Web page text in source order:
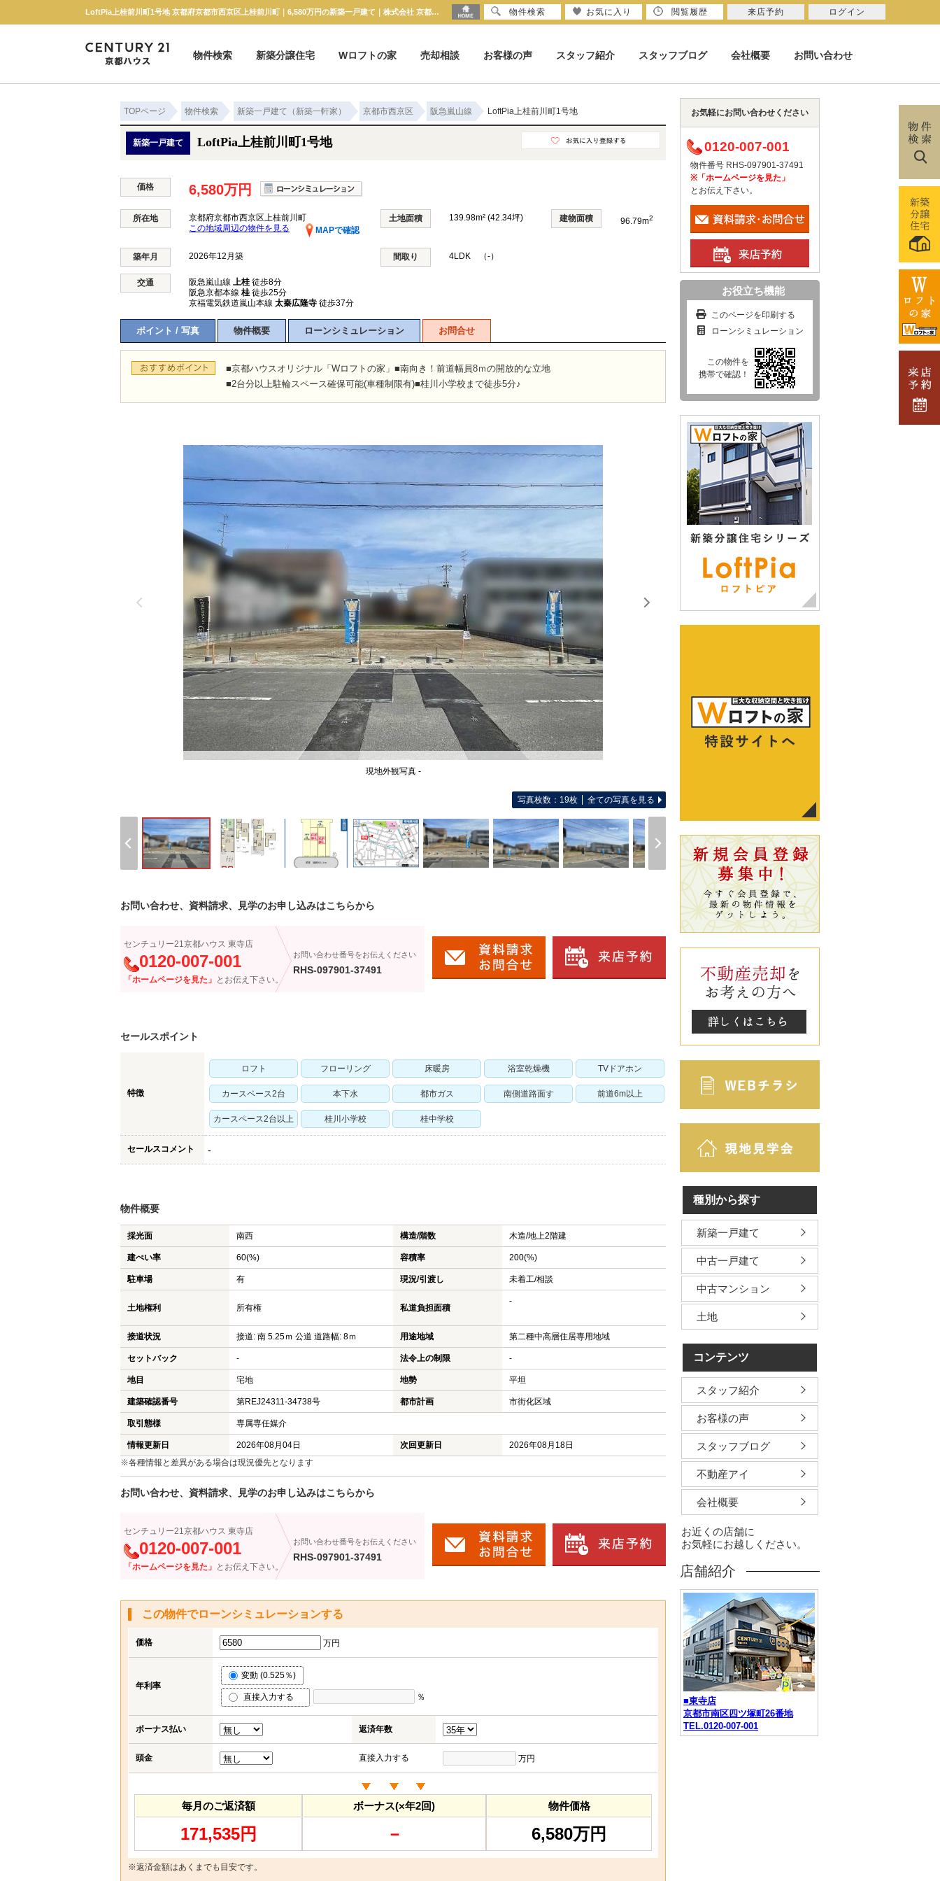
LoftPia上桂前川町1号地 京都府京都市西京区上桂前川町｜6,580万円の新築一戸建て｜株式会社 京都ハウス
物件検索
新築分譲住宅 Wロフトの家 売却相談 お客様の声 スタッフ紹介 スタッフブログ 会社概要 お問い合わせ
TOPページ 物件検索 新築一戸建て（新築一軒家） 京都市西京区 阪急嵐山線 LoftPia上桂前川町1号地
新築一戸建て LoftPia上桂前川町1号地
価格 6,580万円
所在地
京都府京都市西京区上桂前川町
MAPで確認
この地域周辺の物件を見る
土地面積 139.98m² (42.34坪) 建物面積 96.79m2
築年月 2026年12月築 間取り 4LDK （-）
交通 阪急嵐山線 上桂 徒歩8分
阪急京都本線 桂 徒歩25分
京福電気鉄道嵐山本線 太秦広隆寺 徒歩37分
ポイント / 写真 物件概要 ローンシミュレーション お問合せ
■京都ハウスオリジナル「Wロフトの家」■南向き！前道幅員8ｍの開放的な立地
■2台分以上駐輪スペース確保可能(車種制限有)■桂川小学校まで徒歩5分♪
現地外観写真 -
写真枚数：19枚 全ての写真を見る
お問い合わせ、資料請求、見学のお申し込みはこちらから
センチュリー21京都ハウス 東寺店
0120-007-001
「ホームページを見た」 とお伝え下さい。
お問い合わせ番号をお伝えください
RHS-097901-37491
セールスポイント
特徴
ロフト フローリング 床暖房 浴室乾燥機 TVドアホン
カースペース2台 本下水 都市ガス 南側道路面す 前道6m以上
カースペース2台以上 桂川小学校 桂中学校
セールスコメント -
物件概要
採光面 南西 構造/階数 木造/地上2階建
建ぺい率 60(%) 容積率 200(%)
駐車場 有 現況/引渡し 未着工/相談
土地権利 所有権 私道負担面積
-
接道状況 接道: 南 5.25ｍ 公道 道路幅: 8ｍ 用途地域 第二種中高層住居専用地域
セットバック - 法令上の制限 -
地目 宅地 地勢 平坦
建築確認番号 第REJ24311-34738号 都市計画 市街化区域
取引態様 専属専任媒介
情報更新日 2026年08月04日 次回更新日
2026年08月18日
※各種情報と差異がある場合は現況優先となります
お問い合わせ、資料請求、見学のお申し込みはこちらから
センチュリー21京都ハウス 東寺店
0120-007-001
「ホームページを見た」 とお伝え下さい。
お問い合わせ番号をお伝えください
RHS-097901-37491
この物件でローンシミュレーションする
価格 万円
年利率
変動 (0.525％)
直接入力する ％
ボーナス払い 返済年数
頭金 直接入力する 万円
毎月のご返済額
171,535円
ボーナス(×年2回)
－
物件価格
6,580万円
※返済金額はあくまでも目安です。
お気軽にお問い合わせください
0120-007-001
物件番号 RHS-097901-37491
※「ホームページを見た」
とお伝え下さい。
お役立ち機能
このページを印刷する
ローンシミュレーション
この物件を
携帯で確認！
種別から探す
新築一戸建て
中古一戸建て
中古マンション
土地
コンテンツ
スタッフ紹介
お客様の声
スタッフブログ
不動産アイ
会社概要
お近くの店舗に
お気軽にお越しください。
店舗紹介
■東寺店
京都市南区四ツ塚町26番地
TEL.0120-007-001
物件検索 お気に入り 閲覧履歴 来店予約 ログイン